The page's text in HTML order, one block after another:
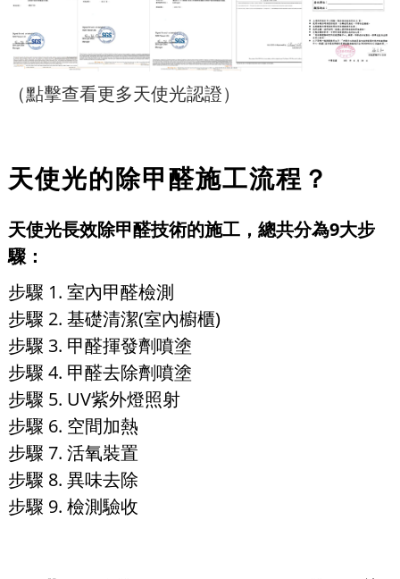
（點擊查看更多天使光認證）
天使光的除甲醛施工流程？
天使光長效除甲醛技術的施工，總共分為9大步
驟：
步驟 1. 室內甲醛檢測
步驟 2. 基礎清潔(室內櫥櫃)
步驟 3. 甲醛揮發劑噴塗
步驟 4. 甲醛去除劑噴塗
步驟 5. UV紫外燈照射
步驟 6. 空間加熱
步驟 7. 活氧裝置
步驟 8. 異味去除
步驟 9. 檢測驗收